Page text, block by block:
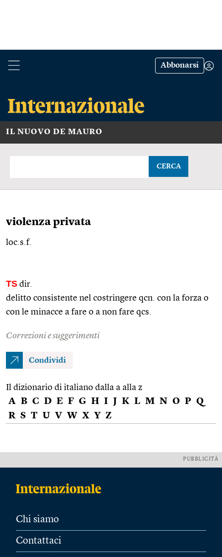
Abbonarsi
IL NUOVO DE MAURO
CERCA
violenza privata
loc.s.f.
TS dir.
delitto consistente nel costringere qcn. con la forza o
con le minacce a fare o a non fare qcs.
Correzioni e suggerimenti
Condividi
Il dizionario di italiano dalla a alla z
A B C D E F G H I J K L M N O P Q
R S T U V W X Y Z
PUBBLICITÀ
Chi siamo
Contattaci